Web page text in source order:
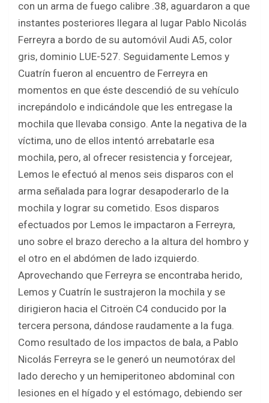
con un arma de fuego calibre .38, aguardaron a que
instantes posteriores llegara al lugar Pablo Nicolás
Ferreyra a bordo de su automóvil Audi A5, color
gris, dominio LUE-527. Seguidamente Lemos y
Cuatrín fueron al encuentro de Ferreyra en
momentos en que éste descendió de su vehículo
increpándolo e indicándole que les entregase la
mochila que llevaba consigo. Ante la negativa de la
víctima, uno de ellos intentó arrebatarle esa
mochila, pero, al ofrecer resistencia y forcejear,
Lemos le efectuó al menos seis disparos con el
arma señalada para lograr desapoderarlo de la
mochila y lograr su cometido. Esos disparos
efectuados por Lemos le impactaron a Ferreyra,
uno sobre el brazo derecho a la altura del hombro y
el otro en el abdómen de lado izquierdo.
Aprovechando que Ferreyra se encontraba herido,
Lemos y Cuatrín le sustrajeron la mochila y se
dirigieron hacia el Citroën C4 conducido por la
tercera persona, dándose raudamente a la fuga.
Como resultado de los impactos de bala, a Pablo
Nicolás Ferreyra se le generó un neumotórax del
lado derecho y un hemiperitoneo abdominal con
lesiones en el hígado y el estómago, debiendo ser